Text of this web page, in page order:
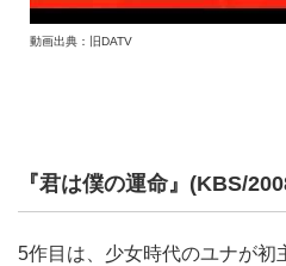
動画出典：旧DATV
『君は僕の運命』(KBS/
5作目は、少女時代のユナが初